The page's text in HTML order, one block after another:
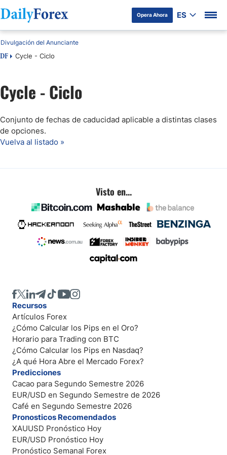
Opera Ahora ES
DF Cycle - Ciclo
Divulgación del Anunciante
Cycle - Ciclo
Conjunto de fechas de caducidad aplicable a distintas clases
de opciones.
Vuelva al listado »
Visto en...
Recursos
Artículos Forex
¿Cómo Calcular los Pips en el Oro?
Horario para Trading con BTC
¿Cómo Calcular los Pips en Nasdaq?
¿A qué Hora Abre el Mercado Forex?
Predicciones
Cacao para Segundo Semestre 2026
EUR/USD en Segundo Semestre de 2026
Café en Segundo Semestre 2026
Pronosticos Recomendados
XAUUSD Pronóstico Hoy
EUR/USD Pronóstico Hoy
Pronóstico Semanal Forex